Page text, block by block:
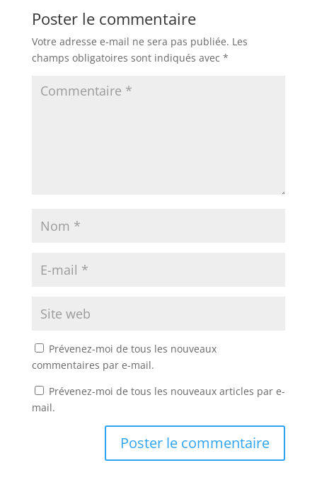
Poster le commentaire
Votre adresse e-mail ne sera pas publiée. Les
champs obligatoires sont indiqués avec *
Prévenez-moi de tous les nouveaux
commentaires par e-mail.
Prévenez-moi de tous les nouveaux articles par e-
mail.